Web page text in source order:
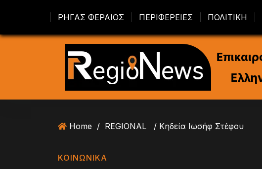
ΡΗΓΑΣ ΦΕΡΑΙΟΣ ΠΕΡΙΦΕΡΕΙΕΣ ΠΟΛΙΤΙΚΗ
Home / REGIONAL / Κηδεία Ιωσήφ Στέφου
ΚΟΙΝΩΝΙΚΑ